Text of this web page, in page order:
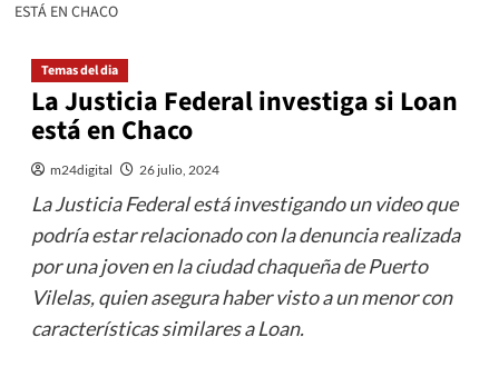
ESTÁ EN CHACO
Temas del dia
La Justicia Federal investiga si Loan
está en Chaco
m24digital 26 julio, 2024
La Justicia Federal está investigando un video que
podría estar relacionado con la denuncia realizada
por una joven en la ciudad chaqueña de Puerto
Vilelas, quien asegura haber visto a un menor con
características similares a Loan.